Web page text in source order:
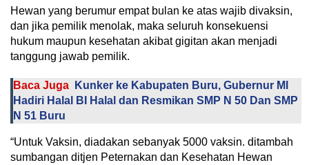
Hewan yang berumur empat bulan ke atas wajib divaksin,
dan jika pemilik menolak, maka seluruh konsekuensi
hukum maupun kesehatan akibat gigitan akan menjadi
tanggung jawab pemilik.
Baca Juga
Kunker ke Kabupaten Buru, Gubernur MI
Hadiri Halal BI Halal dan Resmikan SMP N 50 Dan SMP
N 51 Buru
“Untuk Vaksin, diadakan sebanyak 5000 vaksin. ditambah
sumbangan ditjen Peternakan dan Kesehatan Hewan